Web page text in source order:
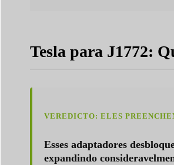
Tesla para J1772:
VEREDICTO: ELES
Esses adaptadores
expandindo